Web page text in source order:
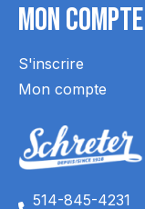
Mon Compte
S'inscrire
Mon compte
514-845-4231